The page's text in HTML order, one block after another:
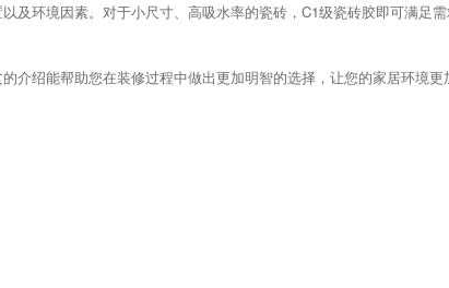
及环境因素。对于小尺寸、高吸水率的瓷砖，C1级瓷砖胶即可满足
介绍能帮助您在装修过程中做出更加明智的选择，让您的家居环境